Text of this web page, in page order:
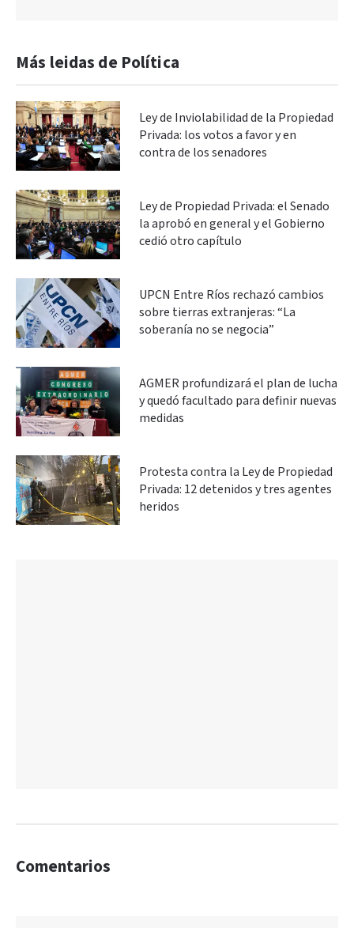
Más leidas de Política
Ley de Inviolabilidad de la Propiedad
Privada: los votos a favor y en
contra de los senadores
Ley de Propiedad Privada: el Senado
la aprobó en general y el Gobierno
cedió otro capítulo
UPCN Entre Ríos rechazó cambios
sobre tierras extranjeras: “La
soberanía no se negocia”
AGMER profundizará el plan de lucha
y quedó facultado para definir nuevas
medidas
Protesta contra la Ley de Propiedad
Privada: 12 detenidos y tres agentes
heridos
Comentarios